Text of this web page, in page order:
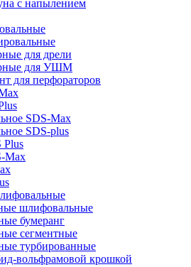
с напылением
для дрели
для УШМ
для перфораторов
SDS-Max
SDS-plus
Plus
Max
шлифовальные
бумеранг
сегментные
турбированные
вольфрамовой крошкой